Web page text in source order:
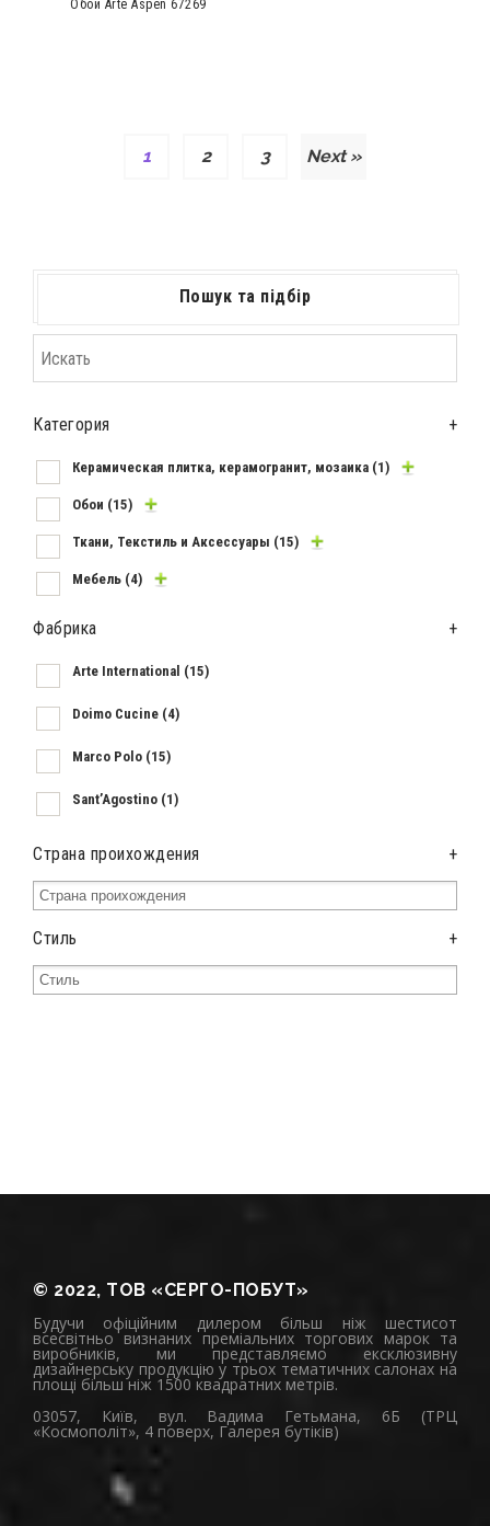
Обои Arte Aspen 67269
1 2 3 Next »
Пошук та підбір
Категория +
Керамическая плитка, керамогранит, мозаика (1)
Обои (15)
Ткани, Текстиль и Аксессуары (15)
Мебель (4)
Фабрика +
Arte International (15)
Doimo Cucine (4)
Marco Polo (15)
Sant’Agostino (1)
Страна проихождения +
Стиль +
© 2022, ТОВ «СЕРГО-ПОБУТ»
Будучи офіційним дилером більш ніж шестисот
всесвітньо визнаних преміальних торгових марок та
виробників, ми представляємо ексклюзивну
дизайнерську продукцію у трьох тематичних салонах на
площі більш ніж 1500 квадратних метрів.
03057, Київ, вул. Вадима Гетьмана, 6Б (ТРЦ
«Космополіт», 4 поверх, Галерея бутіків)